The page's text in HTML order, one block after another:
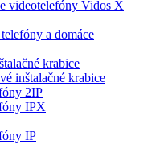
videotelefóny Vidos X
a domáce
krabice
inštalačné krabice
2IP
IPX
IP